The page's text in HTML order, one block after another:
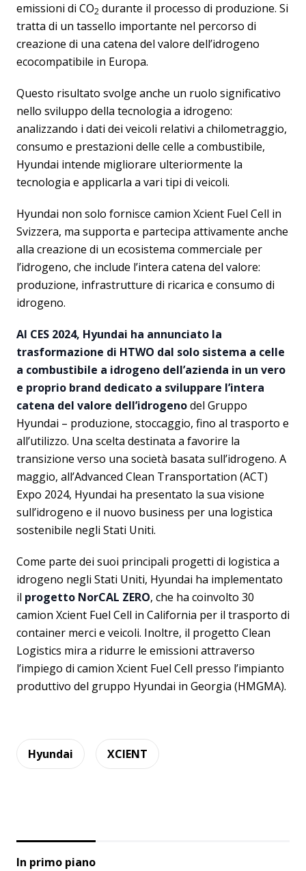
emissioni di CO2 durante il processo di produzione. Si
tratta di un tassello importante nel percorso di
creazione di una catena del valore dell’idrogeno
ecocompatibile in Europa.
Questo risultato svolge anche un ruolo significativo
nello sviluppo della tecnologia a idrogeno:
analizzando i dati dei veicoli relativi a chilometraggio,
consumo e prestazioni delle celle a combustibile,
Hyundai intende migliorare ulteriormente la
tecnologia e applicarla a vari tipi di veicoli.
Hyundai non solo fornisce camion Xcient Fuel Cell in
Svizzera, ma supporta e partecipa attivamente anche
alla creazione di un ecosistema commerciale per
l’idrogeno, che include l’intera catena del valore:
produzione, infrastrutture di ricarica e consumo di
idrogeno.
Al CES 2024, Hyundai ha annunciato la
trasformazione di HTWO dal solo sistema a celle
a combustibile a idrogeno dell’azienda in un vero
e proprio brand dedicato a sviluppare l’intera
catena del valore dell’idrogenodel Gruppo
Hyundai – produzione, stoccaggio, fino al trasporto e
all’utilizzo. Una scelta destinata a favorire la
transizione verso una società basata sull’idrogeno. A
maggio, all’Advanced Clean Transportation (ACT)
Expo 2024, Hyundai ha presentato la sua visione
sull’idrogeno e il nuovo business per una logistica
sostenibile negli Stati Uniti.
Come parte dei suoi principali progetti di logistica a
idrogeno negli Stati Uniti, Hyundai ha implementato
il progetto NorCAL ZERO, che ha coinvolto 30
camion Xcient Fuel Cell in California per il trasporto di
container merci e veicoli. Inoltre, il progetto Clean
Logistics mira a ridurre le emissioni attraverso
l’impiego di camion Xcient Fuel Cell presso l’impianto
produttivo del gruppo Hyundai in Georgia (HMGMA).
Hyundai XCIENT
In primo piano